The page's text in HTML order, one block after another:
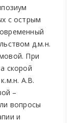
с острым
д.м.н.
При
скорой
А.В.
–
вопросы
и